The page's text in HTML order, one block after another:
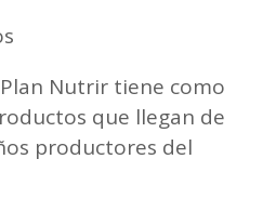
Nutrir tiene como
que llegan de
productores del